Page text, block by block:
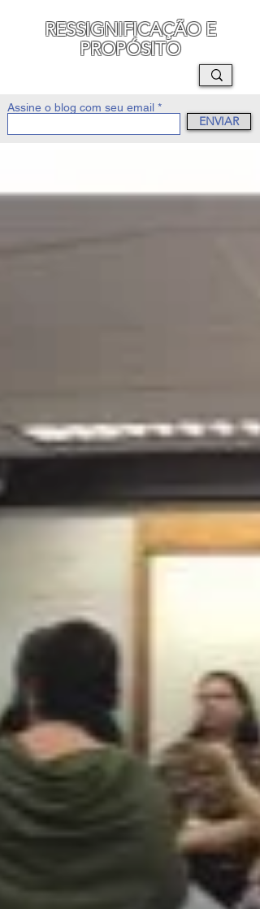
RESSIGNIFICAÇÃO E
PROPÓSITO
Assine o blog com seu email
ENVIAR